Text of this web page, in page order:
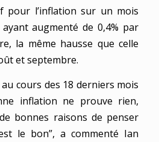
pour l’inflation sur un mois
augmenté de 0,4% par
la même hausse que celle
et septembre.
cours des 18 derniers mois
inflation ne prouve rien,
bonnes raisons de penser
le bon”, a commenté Ian